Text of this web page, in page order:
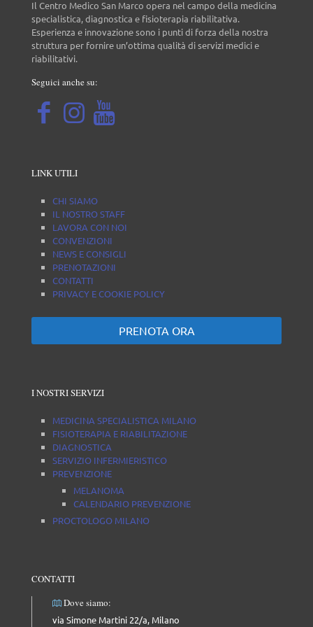
Il Centro Medico San Marco opera nel campo della medicina
specialistica, diagnostica e fisioterapia riabilitativa.
Esperienza e innovazione sono i punti di forza della nostra
struttura per fornire un’ottima qualità di servizi medici e
riabilitativi.
Seguici anche su:
LINK UTILI
CHI SIAMO
IL NOSTRO STAFF
LAVORA CON NOI
CONVENZIONI
NEWS E CONSIGLI
PRENOTAZIONI
CONTATTI
PRIVACY E COOKIE POLICY
PRENOTA ORA
I NOSTRI SERVIZI
MEDICINA SPECIALISTICA MILANO
FISIOTERAPIA E RIABILITAZIONE
DIAGNOSTICA
SERVIZIO INFERMIERISTICO
PREVENZIONE
MELANOMA
CALENDARIO PREVENZIONE
PROCTOLOGO MILANO
CONTATTI
Dove siamo:
via Simone Martini 22/a, Milano